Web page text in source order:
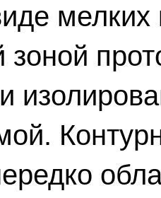
зоной